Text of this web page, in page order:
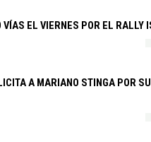
EL VIERNES POR EL RALLY
A MARIANO STINGA POR